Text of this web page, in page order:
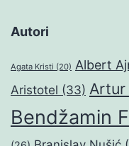
Autori
Agata Kristi (20) Albert
Aristotel (33) Artur
Bendžamin